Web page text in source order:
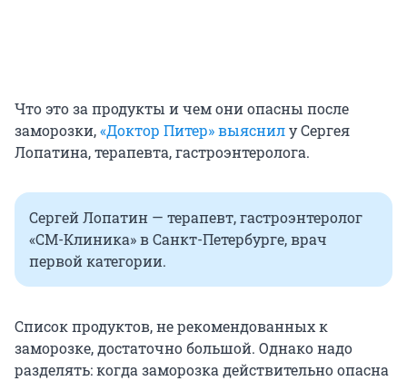
Что это за продукты и чем они опасны после
заморозки,«Доктор Питер» выяснилу Сергея
Лопатина, терапевта, гастроэнтеролога.
Сергей Лопатин — терапевт, гастроэнтеролог
«СМ-Клиника» в Санкт-Петербурге, врач
первой категории.
Список продуктов, не рекомендованных к
заморозке, достаточно большой. Однако надо
разделять: когда заморозка действительно опасна